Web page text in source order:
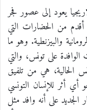
يعود إلى عصور فجر
أقدم من الحضارات التي
والبيزنطية. وهو ما
على تونس، والتي
الحالية، هي من تلفيق
أي أثر للإنسان التونسي
الجديد على أنه وافد مثل